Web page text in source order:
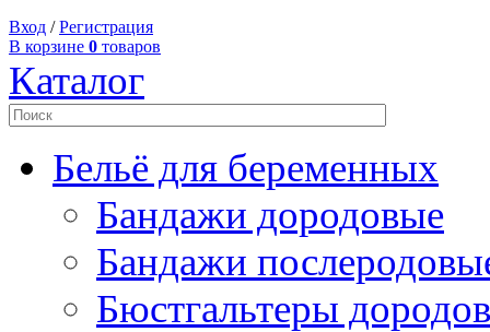
Вход /Регистрация
В корзине 0 товаров
Каталог
Бельё для беременных
Бандажи дородовые
Бандажи
Бюстгальтеры